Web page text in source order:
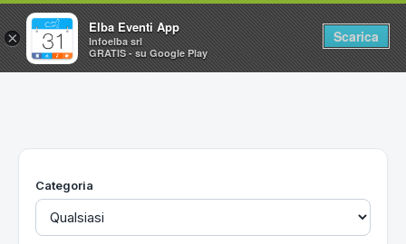
Home
Utilità
Categoria
×
Elba Eventi App
Infoelba srl
GRATIS - su Google Play
Scarica